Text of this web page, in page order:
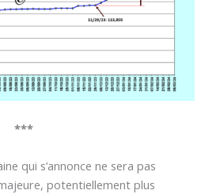
***
qui s’annonce ne sera pas
potentiellement plus